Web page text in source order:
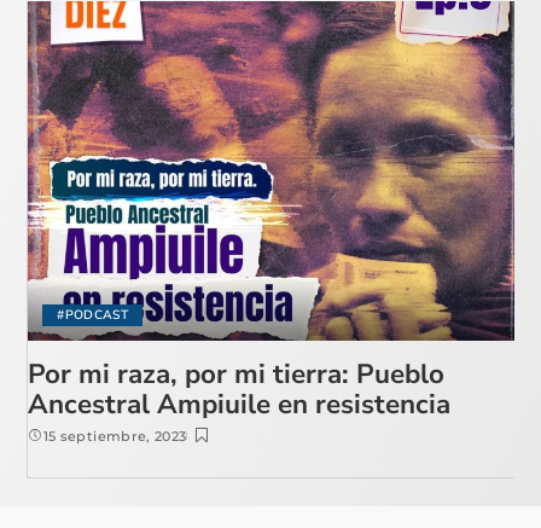
#PODCAST
Por mi raza, por mi tierra: Pueblo
Ancestral Ampiuile en resistencia
15 septiembre, 2023